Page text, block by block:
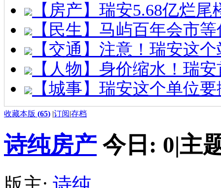
【房产】瑞安5.68亿烂
【民生】马屿百年会市
【交通】注意！瑞安这
【人物】身价缩水！瑞
【城事】瑞安这个单位
收藏本版 (65) |订阅|存档
诗纯房产 今日: 0|主